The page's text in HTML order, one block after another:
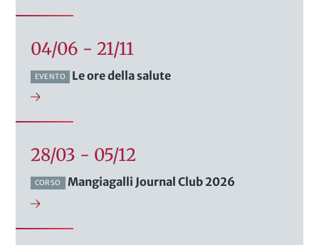
04/06 - 21/11
EVENTO Le ore della salute
28/03 - 05/12
CORSO Mangiagalli Journal Club 2026